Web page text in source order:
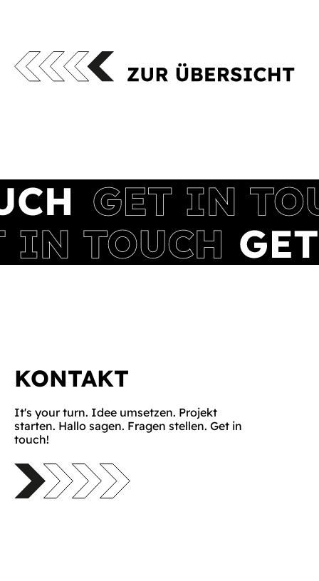
KONTAKT
It's your turn. Idee umsetzen. Projekt
starten. Hallo sagen. Fragen stellen. Get in
touch!